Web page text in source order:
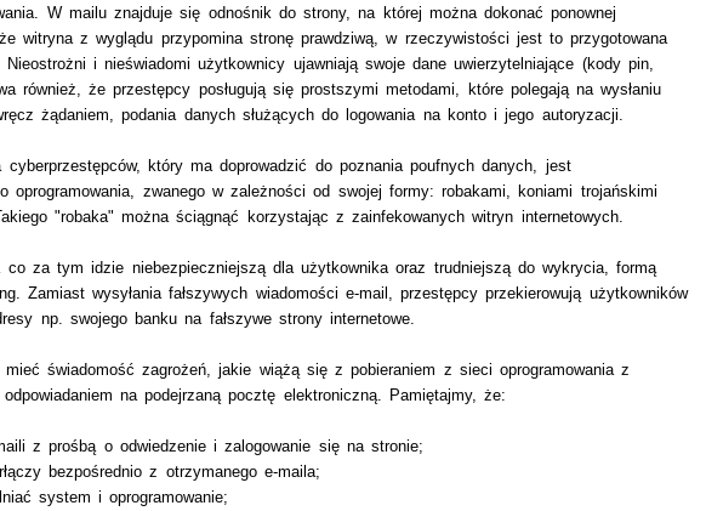
W mailu znajduje się odnośnik do strony, na której można dokonać ponownej
witryna z wyglądu przypomina stronę prawdziwą, w rzeczywistości jest to przygotowana
Nieostrożni i nieświadomi użytkownicy ujawniają swoje dane uwierzytelniające (kody pin,
również, że przestępcy posługują się prostszymi metodami, które polegają na wysłaniu
żądaniem, podania danych służących do logowania na konto i jego autoryzacji.
cyberprzestępców, który ma doprowadzić do poznania poufnych danych, jest
oprogramowania, zwanego w zależności od swojej formy: robakami, koniami trojańskimi
"robaka" można ściągnąć korzystając z zainfekowanych witryn internetowych.
co za tym idzie niebezpieczniejszą dla użytkownika oraz trudniejszą do wykrycia, formą
Zamiast wysyłania fałszywych wiadomości e-mail, przestępcy przekierowują użytkowników
np. swojego banku na fałszywe strony internetowe.
mieć świadomość zagrożeń, jakie wiążą się z pobieraniem z sieci oprogramowania z
na podejrzaną pocztę elektroniczną. Pamiętajmy, że:
z prośbą o odwiedzenie i zalogowanie się na stronie;
bezpośrednio z otrzymanego e-maila;
system i oprogramowanie;